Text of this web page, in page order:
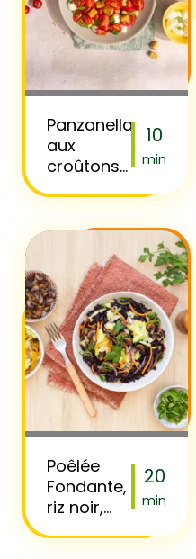
Panzanella
aux
croûtons
10
min
Poêlée
Fondante,
riz noir,
20
min